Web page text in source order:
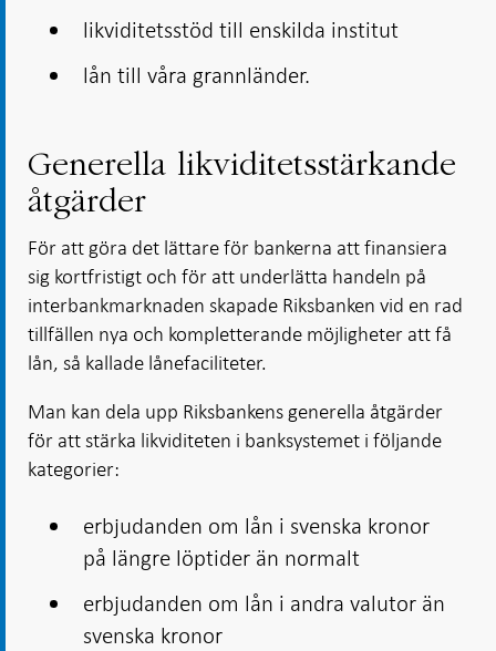
likviditetsstöd till enskilda institut
lån till våra grannländer.
Generella likviditetsstärkande
åtgärder
För att göra det lättare för bankerna att finansiera
sig kortfristigt och för att underlätta handeln på
interbankmarknaden skapade Riksbanken vid en rad
tillfällen nya och kompletterande möjligheter att få
lån, så kallade lånefaciliteter.
Man kan dela upp Riksbankens generella åtgärder
för att stärka likviditeten i banksystemet i följande
kategorier:
erbjudanden om lån i svenska kronor
på längre löptider än normalt
erbjudanden om lån i andra valutor än
svenska kronor